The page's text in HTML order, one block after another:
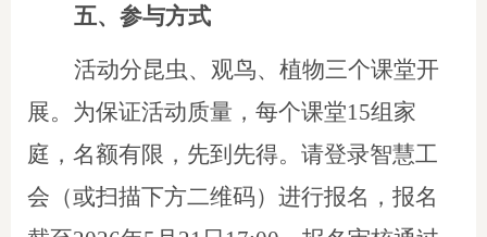
五、 参与方式
活动分昆虫、观鸟、植物三个课堂开
展。为保证活动质量，每个课堂15组家
庭，名额有限，先到先得。请登录智慧工
会（或扫描下方二维码） 进行报名 ， 报名